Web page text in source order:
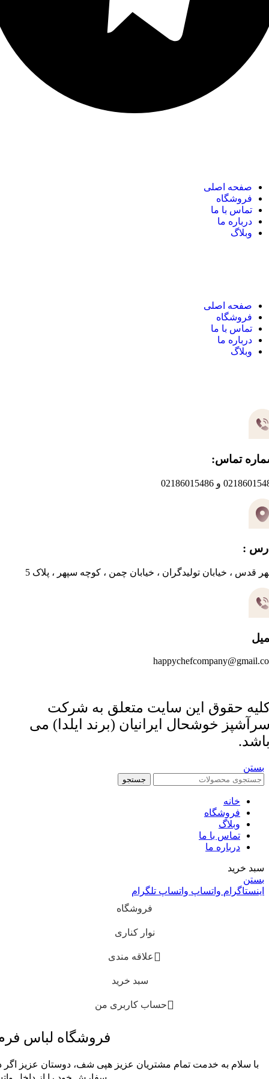
صفحه اصلی
فروشگاه
تماس با ما
درباره ما
وبلاگ
صفحه اصلی
فروشگاه
تماس با ما
درباره ما
وبلاگ
تماس:
و 02186015486
:
قدس ، خیابان تولیدگران ، خیابان چمن ، کوچه سپهر ، پلاک 5
حقوق این سایت متعلق به شرکت
خوشحال ایرانیان (برند ایلدا) می
بستن
جستجو
خانه
فروشگاه
وبلاگ
تماس با ما
درباره ما
سبد خرید
بستن
اینستاگرام واتساپ واتساپ تلگرام
فروشگاه
نوار کناری
علاقه مندی
سبد خرید
حساب کاربری من
فروشگاه لباس
با سلام به خدمت تمام مشتریان عزیز هپی شف، دوستان عزیز اگر